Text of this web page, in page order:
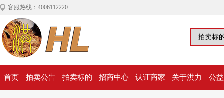
客服热线：4006112220
首页 拍卖公告 拍卖标的 招商中心 认证商家 关于洪力 公